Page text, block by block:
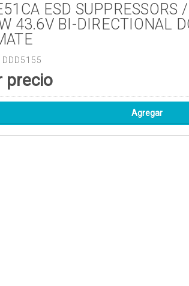
ESD SUPPRESSORS
43.6V BI-DIRECTIONAL
DDD5155
precio